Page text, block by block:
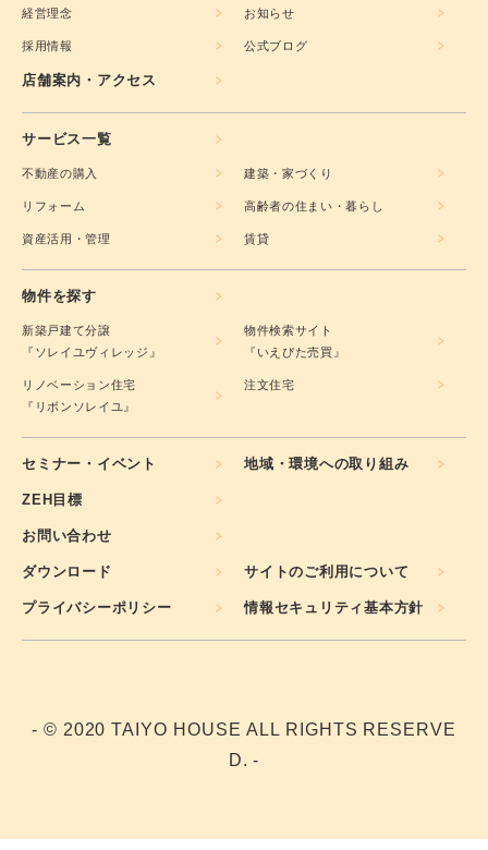
経営理念 お知らせ
採用情報 公式ブログ
店舗案内・アクセス
サービス一覧
不動産の購入 建築・家づくり
リフォーム 高齢者の住まい・暮らし
資産活用・管理 賃貸
物件を探す
新築戸建て分譲
『ソレイユヴィレッジ』
物件検索サイト
『いえぴた売買』
リノベーション住宅
『リボンソレイユ』
注文住宅
セミナー・イベント 地域・環境への取り組み
ZEH目標
お問い合わせ
ダウンロード サイトのご利用について
プライバシーポリシー 情報セキュリティ基本方針
- © 2020 TAIYO HOUSE ALL RIGHTS RESERVE
D. -